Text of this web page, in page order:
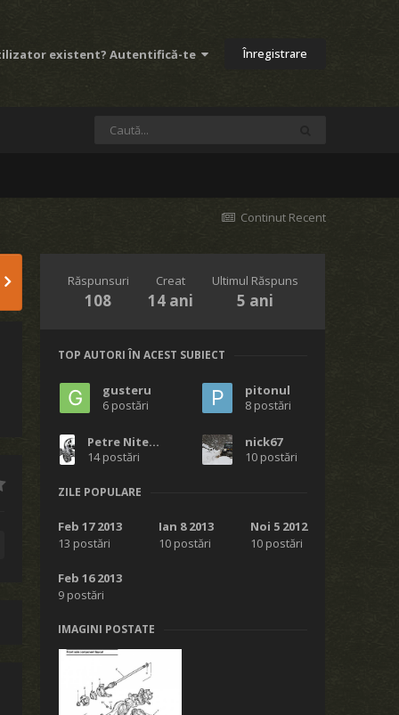
existent? Autentifică-te Înregistrare
Continut Recent
Răspunsuri
108
Creat
14 ani
Ultimul Răspuns
5 ani
TOP AUTORI ÎN ACEST SUBIECT
gusteru
6 postări
pitonul
8 postări
Petre Niteanu aka bullbar
14 postări
nick67
10 postări
ZILE POPULARE
Feb 17 2013
13 postări
Ian 8 2013
10 postări
Noi 5 2012
10 postări
Feb 16 2013
9 postări
IMAGINI POSTATE